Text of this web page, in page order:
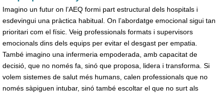
Imagino un futur on l’AEQ formi part estructural dels hospitals i
esdevingui una pràctica habitual. On l’abordatge emocional sigui tan
prioritari com el físic. Veig professionals formats i supervisors
emocionals dins dels equips per evitar el desgast per empatia.
També imagino una infermeria empoderada, amb capacitat de
decisió, que no només fa, sinó que proposa, lidera i transforma. Si
volem sistemes de salut més humans, calen professionals que no
només sàpiguen intubar, sinó també escoltar el que no surt als